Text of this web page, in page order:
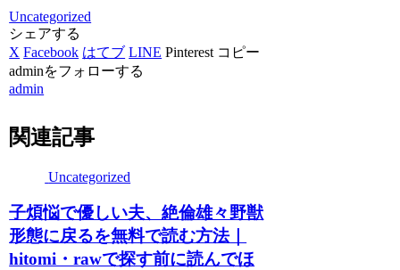
Uncategorized
シェアする
X Facebook はてブ LINE Pinterest コピー
adminをフォローする
admin
関連記事
Uncategorized
子煩悩で優しい夫、絶倫雄々野獣
形態に戻るを無料で読む方法｜
hitomi・rawで探す前に読んでほ